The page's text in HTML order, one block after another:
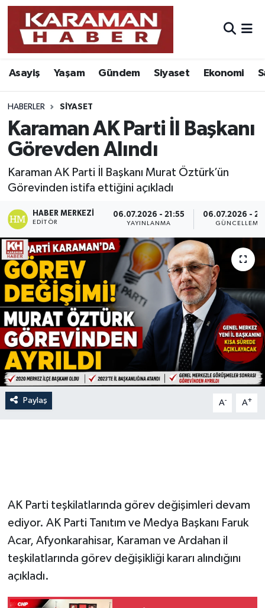
Asayiş Yaşam Gündem Siyaset Ekonomi
HABERLER SIYASET
Karaman AK Parti İl Başkanı
Görevden Alındı
Karaman AK Parti İl Başkanı Murat Öztürk’ün
Görevinden istifa ettiğini açıkladı
HABER MERKEZI
EDITÖR
06.07.2026 - 21:55
YAYINLANMA
06.07.2026 -
GÜNCELLEME
Paylaş A- A+
AK Parti teşkilatlarında görev değişimleri devam
ediyor. AK Parti Tanıtım ve Medya Başkanı Faruk
Acar, Afyonkarahisar, Karaman ve Ardahan il
teşkilatlarında görev değişikliği kararı alındığını
açıkladı.
Asayiş
Bilim - Teknoloji
Eğitim
Ekonomi
Kültür Sanat
Sağlık
Siyaset
Spor
Vefat Edenler
Video Galeri
Yaşam
Nöbetçi Eczaneler
Hava Durumu
Karaman Namaz Vakitleri
Trafik Durumu
Süper Lig Puan Durumu ve Fikstür
Son Dakika Haberleri
Haber Arşivi